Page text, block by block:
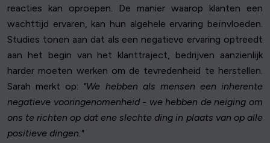
reacties kan oproepen. De manier waarop klanten een
wachttijd ervaren, kan hun algehele ervaring beïnvloeden.
Studies tonen aan dat als een negatieve ervaring optreedt
aan het begin van het klanttraject, bedrijven aanzienlijk
harder moeten werken om de tevredenheid te herstellen.
Sarah merkt op: "We hebben als mensen een inherente
negatieve vooringenomenheid - we hebben de neiging om
ons te richten op dat ene slechte ding in plaats van op alle
positieve dingen."